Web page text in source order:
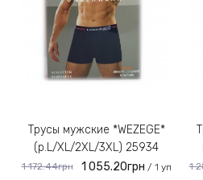
Трусы мужские *WEZEGE*
(р.L/XL/2XL/3XL) 25934
1 172.44грн 1 055.20грн / 1 уп
Трусы мужские *WEZEGE*
1